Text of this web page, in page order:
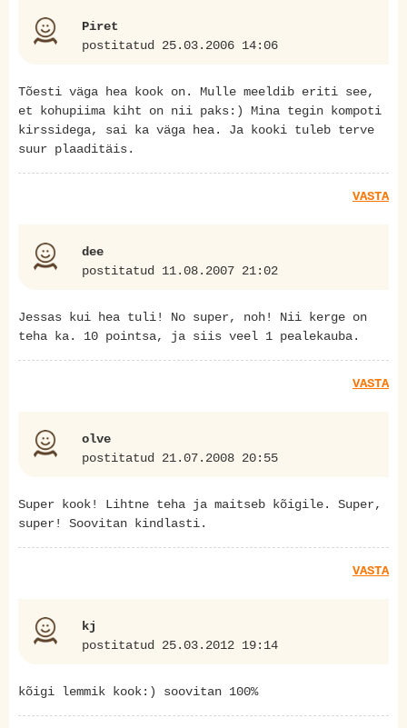
Piret
postitatud 25.03.2006 14:06
Tõesti väga hea kook on. Mulle meeldib eriti see,
et kohupiima kiht on nii paks:) Mina tegin kompoti
kirssidega, sai ka väga hea. Ja kooki tuleb terve
suur plaaditäis.
VASTA
dee
postitatud 11.08.2007 21:02
Jessas kui hea tuli! No super, noh! Nii kerge on
teha ka. 10 pointsa, ja siis veel 1 pealekauba.
VASTA
olve
postitatud 21.07.2008 20:55
Super kook! Lihtne teha ja maitseb kõigile. Super,
super! Soovitan kindlasti.
VASTA
kj
postitatud 25.03.2012 19:14
kõigi lemmik kook:) soovitan 100%